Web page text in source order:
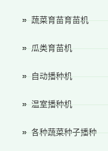
蔬菜育苗育苗机
瓜类育苗机
自动播种机
温室播种机
各种蔬菜种子播种